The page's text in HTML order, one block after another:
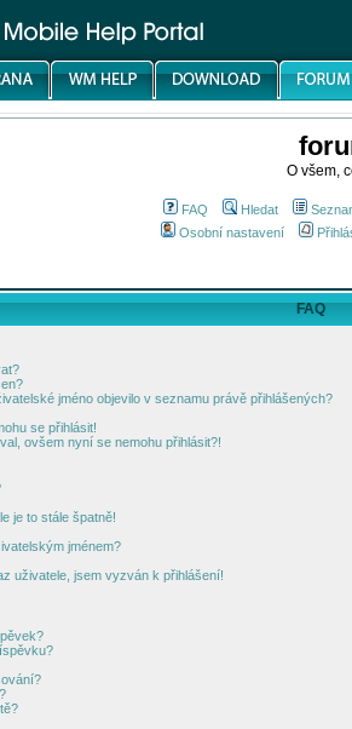
O všem,
FAQ Hledat
Osobní nastavení
FAQ
jméno objevilo v seznamu právě přihlášených?
se přihlásit!
ovšem nyní se nemohu přihlásit?!
je to stále špatně!
jménem?
uživatele, jsem vyzván k přihlášení!